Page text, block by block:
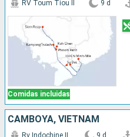
Comidas incluidas
RV Toum Tiou II 9 d
CAMBOYA, VIETNAM